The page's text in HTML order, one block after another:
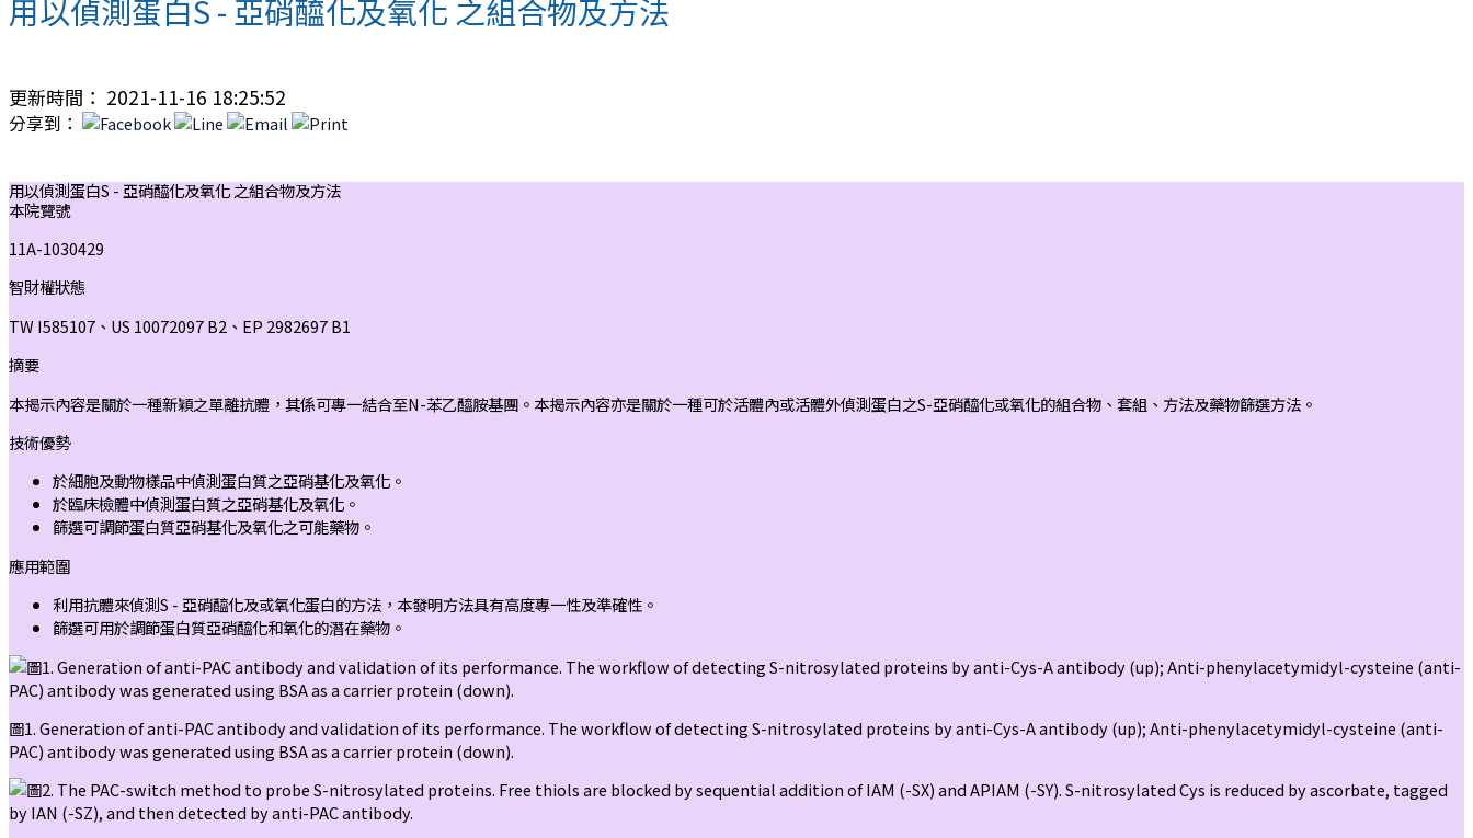
用以偵測蛋白S - 亞硝醯化及氧化 之組合物及方法
更新時間： 2021-11-16 18:25:52
分享到：
用以偵測蛋白S - 亞硝醯化及氧化 之組合物及方法
本院覽號
11A-1030429
智財權狀態
TW I585107、US 10072097 B2、EP 2982697 B1
摘要
本揭示內容是關於一種新穎之單離抗體，其係可專一結合至N-苯乙醯胺基團。本揭示內容亦是關於一種可於活體內或活體外偵測蛋白之S-亞硝醯化或氧化的組合物、套組、方法及藥物篩選方法。
技術優勢
於細胞及動物樣品中偵測蛋白質之亞硝基化及氧化。
於臨床檢體中偵測蛋白質之亞硝基化及氧化。
篩選可調節蛋白質亞硝基化及氧化之可能藥物。
應用範圍
利用抗體來偵測S - 亞硝醯化及或氧化蛋白的方法，本發明方法具有高度專一性及準確性。
篩選可用於調節蛋白質亞硝醯化和氧化的潛在藥物。
圖1. Generation of anti-PAC antibody and validation of its performance. The workflow of detecting S-nitrosylated proteins by anti-Cys-A antibody (up); Anti-phenylacetymidyl-cysteine (anti-
PAC) antibody was generated using BSA as a carrier protein (down).